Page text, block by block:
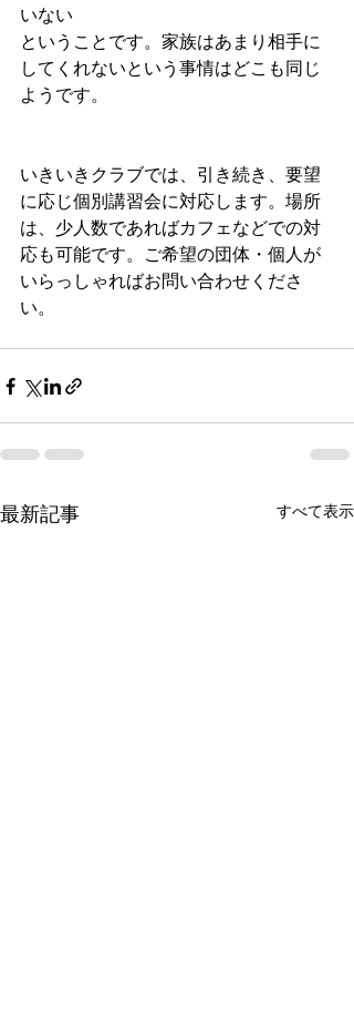
いない
ということです。家族はあまり相手に
してくれないという事情はどこも同じ
ようです。
いきいきクラブでは、引き続き、要望
に応じ個別講習会に対応します。場所
は、少人数であればカフェなどでの対
応も可能です。ご希望の団体・個人が
いらっしゃればお問い合わせくださ
い。
最新記事 すべて表示